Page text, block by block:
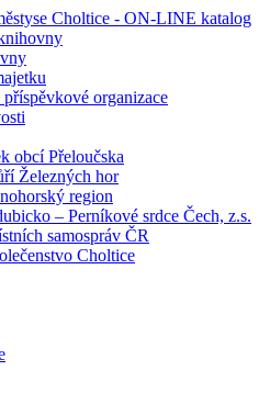
Choltice - ON-LINE katalog
organizace
obcí Přeloučska
Železných hor
region
– Perníkové srdce Čech, z.s.
samospráv ČR
Choltice